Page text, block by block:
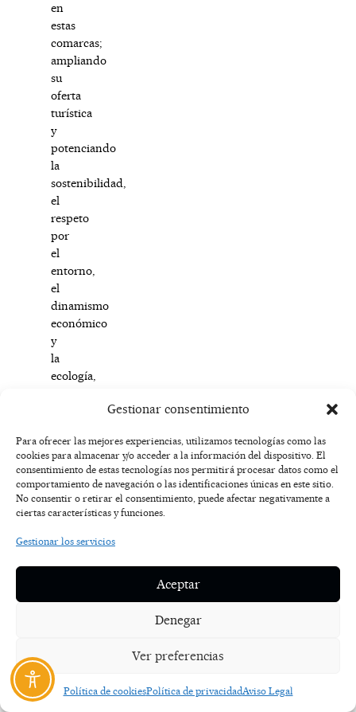
Gestionar consentimiento
Para ofrecer las mejores experiencias, utilizamos tecnologías como las
cookies para almacenar y/o acceder a la información del dispositivo. El
consentimiento de estas tecnologías nos permitirá procesar datos como el
comportamiento de navegación o las identificaciones únicas en este sitio.
No consentir o retirar el consentimiento, puede afectar negativamente a
ciertas características y funciones.
Gestionar los servicios
Aceptar
Denegar
Ver preferencias
Política de cookiesPolítica de privacidadAviso Legal
en
estas
comarcas;
ampliando
su
oferta
turística
y
potenciando
la
sostenibilidad,
el
respeto
por
el
entorno,
el
dinamismo
económico
y
la
ecología,
contribuye
a
fijar
población,
crear
y
a
el
oportunidades
económicas.